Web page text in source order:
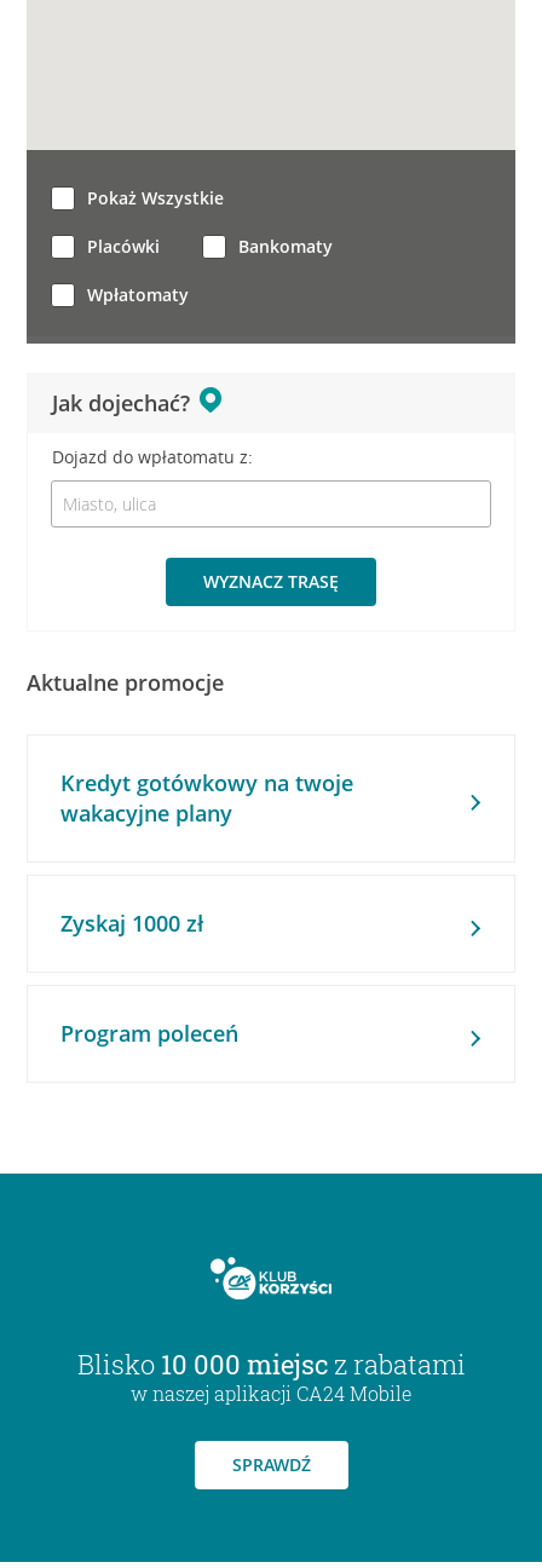
Jak dojechać?
Dojazd do wpłatomatu z:
WYZNACZ TRASĘ
Pokaż Wszystkie
Placówki Bankomaty
Wpłatomaty
Aktualne promocje
Kredyt gotówkowy na twoje
wakacyjne plany
Zyskaj 1000 zł
Program poleceń
Blisko 10 000 miejsc z rabatami
w naszej aplikacji CA24 Mobile
SPRAWDŹ